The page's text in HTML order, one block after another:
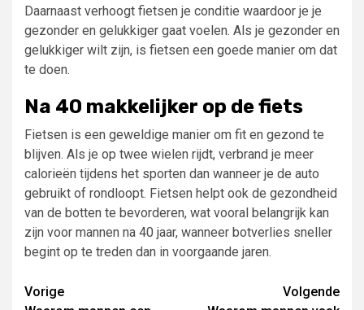
Daarnaast verhoogt fietsen je conditie waardoor je je
gezonder en gelukkiger gaat voelen. Als je gezonder en
gelukkiger wilt zijn, is fietsen een goede manier om dat
te doen.
Na 40 makkelijker op de fiets
Fietsen is een geweldige manier om fit en gezond te
blijven. Als je op twee wielen rijdt, verbrand je meer
calorieën tijdens het sporten dan wanneer je de auto
gebruikt of rondloopt. Fietsen helpt ook de gezondheid
van de botten te bevorderen, wat vooral belangrijk kan
zijn voor mannen na 40 jaar, wanneer botverlies sneller
begint op te treden dan in voorgaande jaren.
Lees
Vorige
Volgende